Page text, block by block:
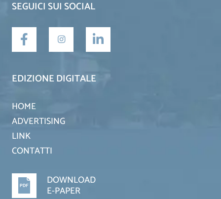
SEGUICI SUI SOCIAL
EDIZIONE DIGITALE
HOME
ADVERTISING
LINK
CONTATTI
DOWNLOAD
E-PAPER